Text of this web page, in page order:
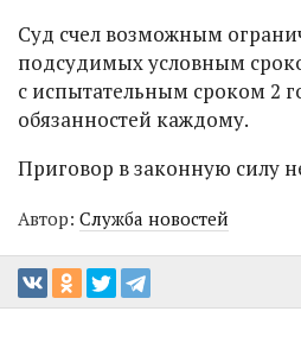
Суд счел возможным
подсудимых условным
с испытательным сроком 2
обязанностей каждому.
Приговор в законную силу
Автор: Служба новостей